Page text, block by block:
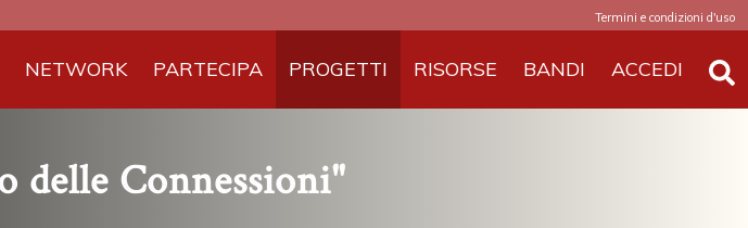
Termini e condizioni d'uso
NETWORK PARTECIPA PROGETTI RISORSE BANDI ACCEDI
delle Connessioni"